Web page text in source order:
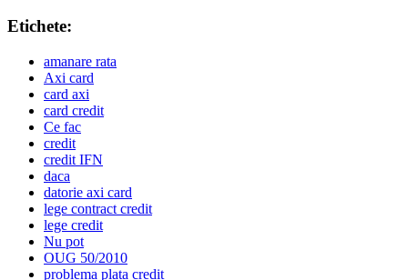
Etichete:
amanare rata
Axi card
card axi
card credit
Ce fac
credit
credit IFN
daca
datorie axi card
lege contract credit
lege credit
Nu pot
OUG 50/2010
problema plata credit